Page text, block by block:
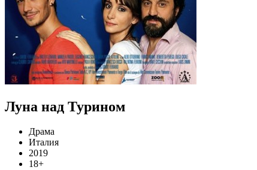
Луна над Турином
Драма
Италия
2019
18+